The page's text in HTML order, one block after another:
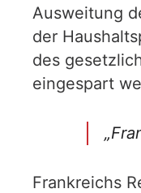
Ausweitung
der
des
eingespart
Frankreichs